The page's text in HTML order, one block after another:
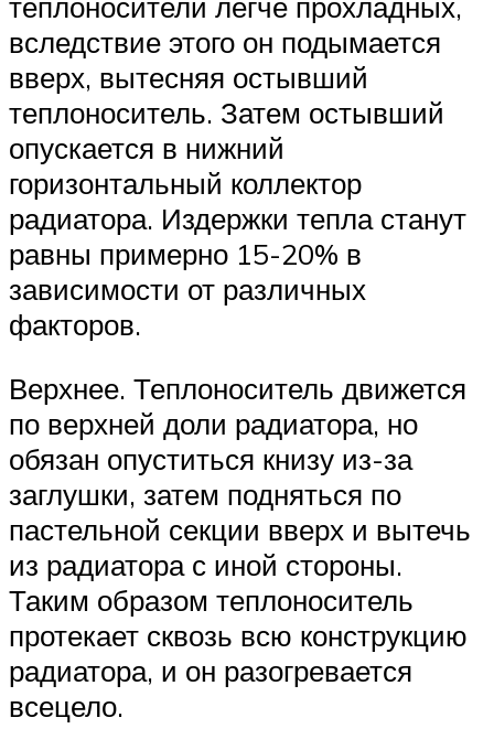
вследствие этого он подымается
вверх, вытесняя остывший
теплоноситель. Затем остывший
опускается в нижний
горизонтальный коллектор
радиатора. Издержки тепла станут
равны примерно 15-20% в
зависимости от различных
факторов.
Верхнее. Теплоноситель движется
по верхней доли радиатора, но
обязан опуститься книзу из-за
заглушки, затем подняться по
пастельной секции вверх и вытечь
из радиатора с иной стороны.
Таким образом теплоноситель
протекает сквозь всю конструкцию
радиатора, и он разогревается
всецело.